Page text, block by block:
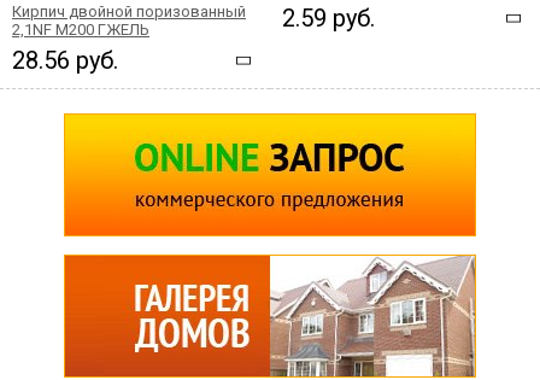
Кирпич двойной поризованный
2,1NF М200 ГЖЕЛЬ
28.56 руб.
2.59 руб.